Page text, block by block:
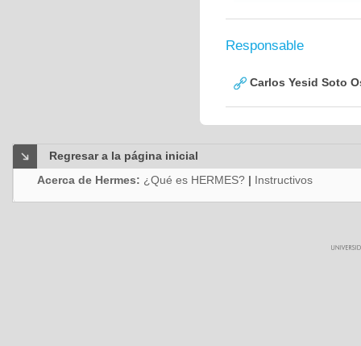
Responsable
Carlos Yesid Soto
Regresar a la página inicial
Acerca de Hermes: ¿Qué es HERMES? | Instructivos